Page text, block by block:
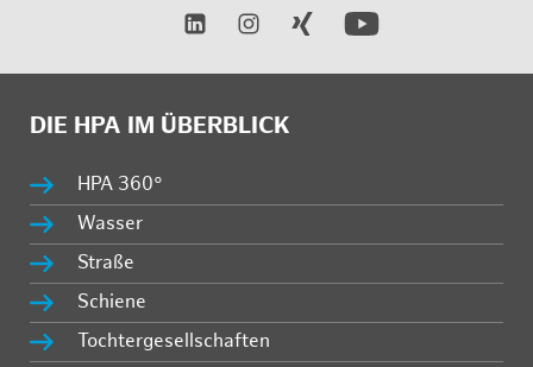
DIE HPA IM ÜBERBLICK
HPA 360°
Wasser
Straße
Schiene
Tochtergesellschaften